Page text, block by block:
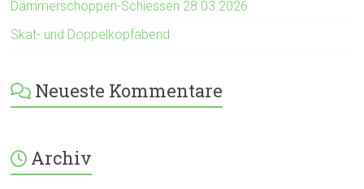
Dämmerschoppen-Schiessen 28.03.2026
Skat- und Doppelkopfabend
Neueste Kommentare
Archiv